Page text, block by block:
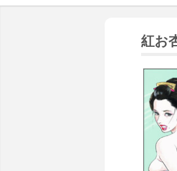
紅お